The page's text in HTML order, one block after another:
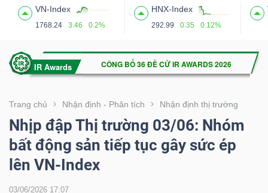
VN-Index
1768.24 3.46 0.2%
HNX-Index
292.99 0.35 0.12%
Trang chủ Nhận định - Phân tích Nhận định thị trường
Nhịp đập Thị trường 03/06: Nhóm
bất động sản tiếp tục gây sức ép
lên VN-Index
03/06/2026 17:07
Tính
(-)
VIETSTOCK
CHỨNG
KHOÁN